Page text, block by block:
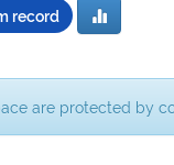
record
are protected by